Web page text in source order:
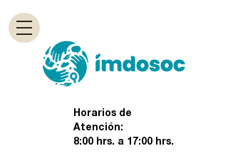
Horarios de
Atención:
8:00 hrs. a 17:00 hrs.